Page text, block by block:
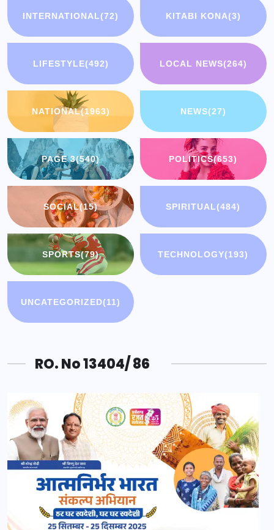
INTERNATIONAL(72) KITABI KONA(3)
LIFESTYLE(492) LOCAL NEWS(264)
NATIONAL(1963) NEWS(27)
PAGE 3(540) POLITICS(653)
SOCIAL(15) SPIRITUAL(484)
SPORTS(79) TECHNOLOGY(193)
UNCATEGORIZED(11)
RO. No 13404/ 86